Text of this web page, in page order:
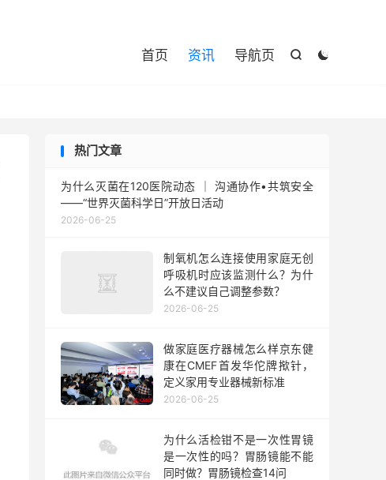


首页 资讯 导航页
热门文章
为什么灭菌在120医院动态 ｜ 沟通协作•共筑安全
——“世界灭菌科学日”开放日活动
2026-06-25
制氧机怎么连接使用家庭无创
呼吸机时应该监测什么？为什
么不建议自己调整参数？
2026-06-25
做家庭医疗器械怎么样京东健
康在CMEF首发华佗牌揿针，
定义家用专业器械新标准
2026-06-25
为什么活检钳不是一次性胃镜
是一次性的吗？胃肠镜能不能
同时做？胃肠镜检查14问